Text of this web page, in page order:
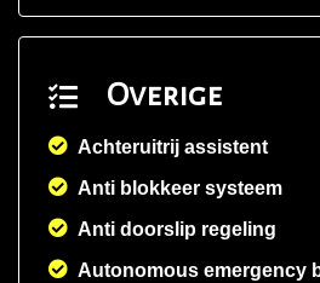
Overige
Achteruitrij assistent
Anti blokkeer systeem
Anti doorslip regeling
Autonomous emergency